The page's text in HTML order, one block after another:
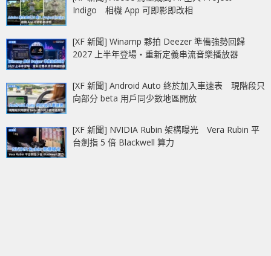
Indigo 相機 App 可即影即改相
[XF 新聞] Winamp 夥拍 Deezer 準備強勢回歸
2027 上半年登場‧重新定義串流音樂播放器
[XF 新聞] Android Auto 終於加入車速表 現階段只
向部分 beta 用戶同少數地區開放
[XF 新聞] NVIDIA Rubin 架構曝光 Vera Rubin 平
台劍指 5 倍 Blackwell 算力